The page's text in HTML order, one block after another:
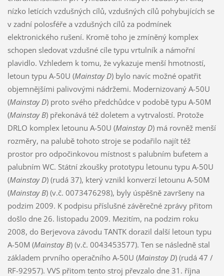
nízko letících vzdušných cílů, vzdušných cílů pohybujících se
v zadní polosféře a vzdušných cílů za podmínek
elektronického rušení. Kromě toho je zmíněný komplex
schopen sledovat vzdušné cíle typu vrtulník a námořní
plavidlo. Vzhledem k tomu, že vykazuje menší hmotností,
letoun typu A-50U (Mainstay D) bylo navíc možné opatřit
objemnějšími palivovými nádržemi. Modernizovaný A-50U
(Mainstay D) proto svého předchůdce v podobě typu A-50M
(Mainstay B) překonává též doletem a vytrvalostí. Protože
DRLO komplex letounu A-50U (Mainstay D) má rovněž menší
rozměry, na palubě tohoto stroje se podařilo najít též
prostor pro odpočinkovou místnost s palubním bufetem a
palubním WC. Státní zkoušky prototypu letounu typu A-50U
(Mainstay D) (rudá 37), který vznikl konverzí letounu A-50M
(Mainstay B) (v.č. 0073476298), byly úspěšně završeny na
podzim 2009. K podpisu příslušné závěrečné zprávy přitom
došlo dne 26. listopadu 2009. Mezitím, na podzim roku
2008, do Berjevova závodu TANTK dorazil další letoun typu
A-50M (Mainstay B) (v.č. 0043453577). Ten se následně stal
základem prvního operačního A-50U (Mainstay D) (rudá 47 /
RF-92957). VVS přitom tento stroj převzalo dne 31. října